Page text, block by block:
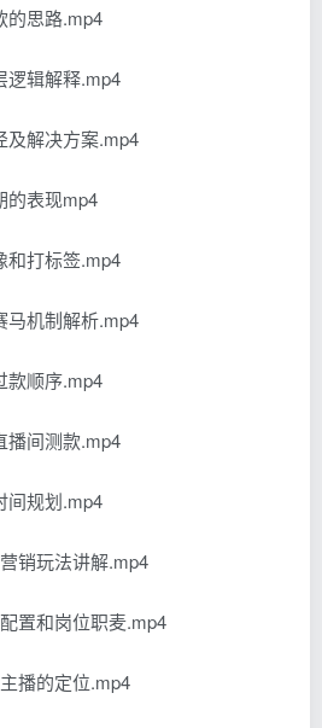
的思路.mp4
逻辑解释.mp4
及解决方案.mp4
的表现mp4
和打标签.mp4
马机制解析.mp4
款顺序.mp4
播间测款.mp4
间规划.mp4
销玩法讲解.mp4
置和岗位职麦.mp4
播的定位.mp4